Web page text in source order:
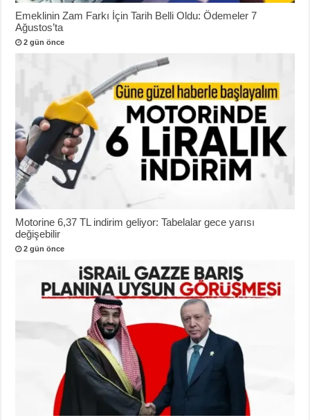
Emeklinin Zam Farkı İçin Tarih Belli Oldu: Ödemeler 7
Ağustos’ta
2 gün önce
Motorine 6,37 TL indirim geliyor: Tabelalar gece yarısı
değişebilir
2 gün önce